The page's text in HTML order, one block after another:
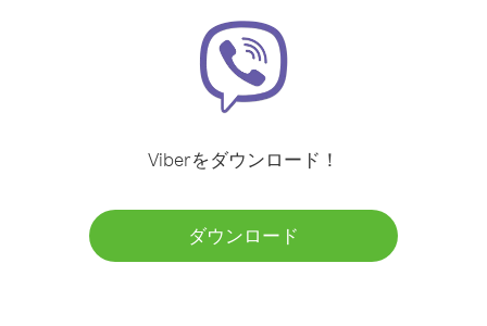
Viberをダウンロード！
ダウンロード